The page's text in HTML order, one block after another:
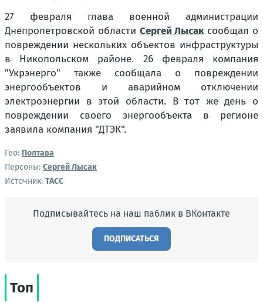
27 февраля глава военной администрации
Днепропетровской области Сергей Лысаксообщал о
повреждении нескольких объектов инфраструктуры
в Никопольском районе. 26 февраля компания
"Укрэнерго" также сообщала о повреждении
энергообъектов и аварийном отключении
электроэнергии в этой области. В тот же день о
повреждении своего энергообъекта в регионе
заявила компания "ДТЭК".
Гео: Полтава
Персоны: Сергей Лысак
Источник: ТАСС
Подписывайтесь на наш паблик в ВКонтакте
ПОДПИСАТЬСЯ
Топ